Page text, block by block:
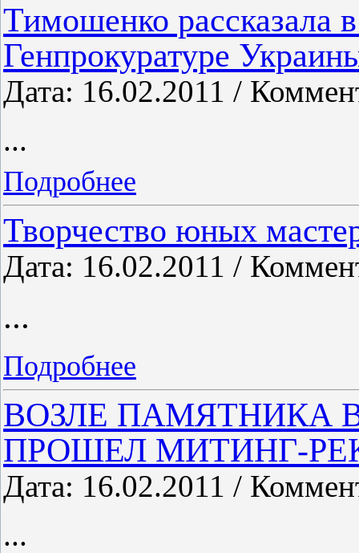
Тимошенко рассказала
Генпрокуратуре
Дата: 16.02.2011 /
...
Подробнее
Творчество юных
Дата: 16.02.2011 /
...
Подробнее
ВОЗЛЕ ПАМЯТНИКА
ПРОШЕЛ МИТИНГ-
Дата: 16.02.2011 /
...